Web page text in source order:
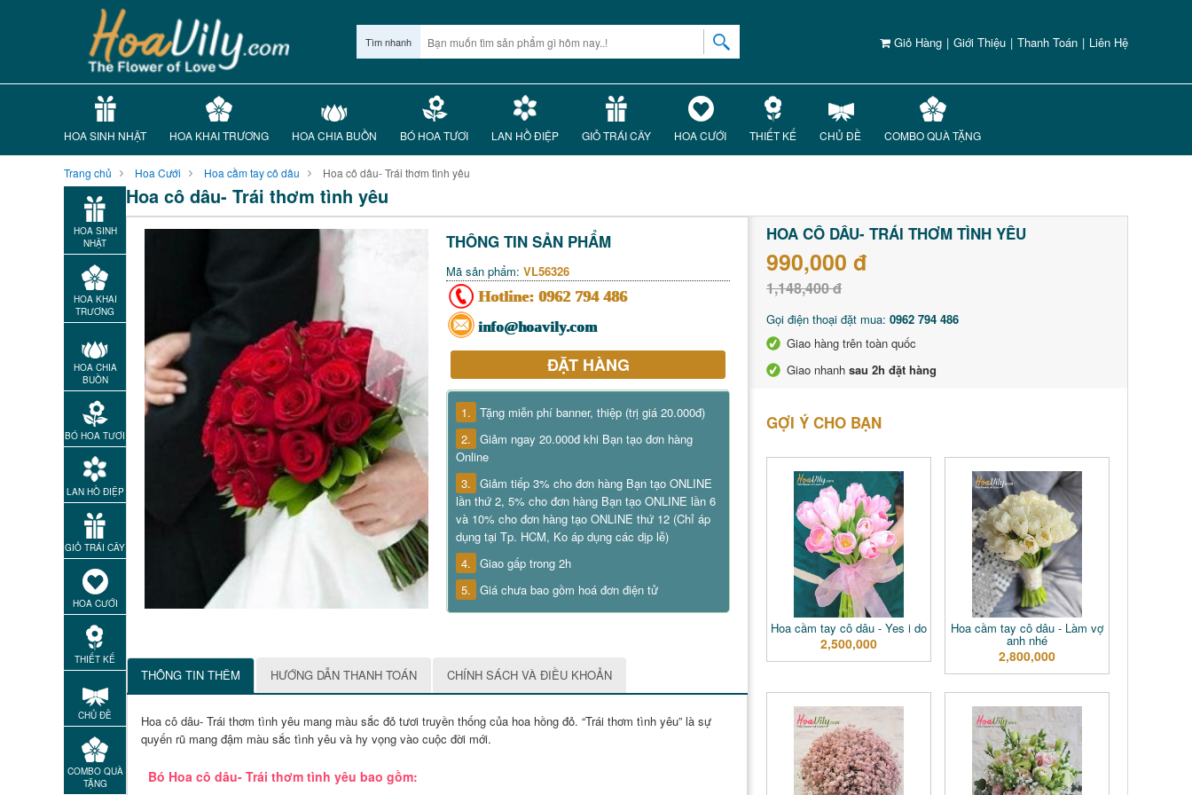
Giỏ Hàng | Giới Thiệu | Thanh Toán | Liên Hệ
Tìm nhanh
HOA SINH NHẬT HOA KHAI TRƯƠNG HOA CHIA BUỒN BÓ HOA TƯƠI LAN HỒ ĐIỆP GIỎ TRÁI CÂY HOA CƯỚI THIẾT KẾ CHỦ ĐỀ COMBO QUÀ TẶNG
Trang chủ Hoa Cưới Hoa cầm tay cô dâu Hoa cô dâu- Trái thơm tình yêu
HOA SINH
NHẬT
HOA KHAI
TRƯƠNG
HOA CHIA
BUỒN
BÓ HOA TƯƠI
LAN HỒ ĐIỆP
GIỎ TRÁI CÂY
HOA CƯỚI
THIẾT KẾ
CHỦ ĐỀ
COMBO QUÀ
TẶNG
Hoa cô dâu- Trái thơm tình yêu
THÔNG TIN SẢN PHẨM
Mã sản phẩm: VL56326
Hotline: 0962 794 486
info@hoavily.com
ĐẶT HÀNG
1. Tặng miễn phí banner, thiệp (trị giá 20.000đ)
2. Giảm ngay 20.000đ khi Bạn tạo đơn hàng
Online
3. Giảm tiếp 3% cho đơn hàng Bạn tạo ONLINE
lần thứ 2, 5% cho đơn hàng Bạn tạo ONLINE lần 6
và 10% cho đơn hàng tạo ONLINE thứ 12 (Chỉ áp
dụng tại Tp. HCM, Ko áp dụng các dịp lễ)
4. Giao gấp trong 2h
5. Giá chưa bao gồm hoá đơn điện tử
THÔNG TIN THÊM HƯỚNG DẪN THANH TOÁN CHÍNH SÁCH VÀ ĐIỀU KHOẢN
Hoa cô dâu- Trái thơm tình yêu mang màu sắc đỏ tươi truyền thống của hoa hồng đỏ. “Trái thơm tình yêu” là sự
quyến rũ mang đậm màu sắc tình yêu và hy vọng vào cuộc đời mới.
Bó Hoa cô dâu- Trái thơm tình yêu bao gồm:
HOA CÔ DÂU- TRÁI THƠM TÌNH YÊU
990,000 đ
1,148,400 đ
Gọi điện thoại đặt mua: 0962 794 486
Giao hàng trên toàn quốc
Giao nhanh sau 2h đặt hàng
GỢI Ý CHO BẠN
Hoa cầm tay cô dâu - Yes i do
2,500,000
Hoa cầm tay cô dâu - Làm vợ
anh nhé
2,800,000